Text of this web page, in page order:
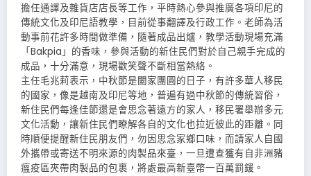
擔任通譯及雜貨店店長等工作，平時熱心參與推廣各項印尼的
傳統文化及印尼語教學，目前從事翻譯及行政工作。老師為活
動事前花許多時間做準備，隨著成品出爐，教學活動現場充滿
「Bakpia」的香味，參與活動的新住民們對於自己親手完成的
成品，十分滿意，現場歡笑聲不斷相當熱絡。
主任毛兆莉表示，中秋節是闔家團圓的日子，有許多華人移民
的國家，像是越南及印尼等地，普遍有過中秋節的傳統習俗，
新住民們每逢佳節還是會思念著遠方的家人，移民署舉辦多元
文化活動，讓新住民們瞭解各自的文化也拉近彼此的距離。同
時順便提醒新住民朋友們，勿因思念家鄉口味，而請家人自國
外攜帶或寄送不明來源的肉製品來臺，一旦遭查獲有自非洲豬
瘟疫區夾帶肉製品的包裹，將處最高新臺幣一百萬罰鍰。